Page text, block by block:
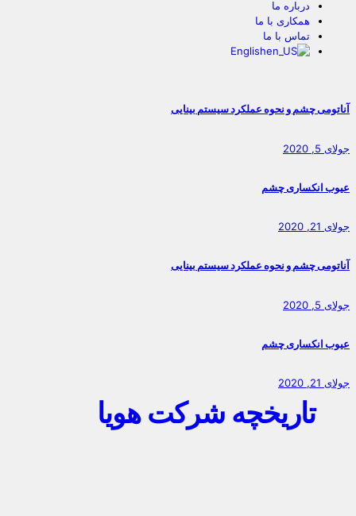
درباره ما
همکاری با ما
تماس با ما
English
آناتومی چشم و نحوه عملکرد سیستم بینایی
جولای 5, 2020
عیوب انکساری چشم
جولای 21, 2020
آناتومی چشم و نحوه عملکرد سیستم بینایی
جولای 5, 2020
عیوب انکساری چشم
جولای 21, 2020
تاریخچه شرکت هویا